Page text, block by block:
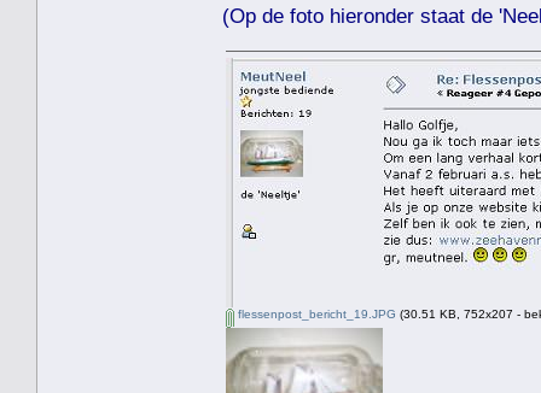
(Op de foto hieronder staat de
flessenpost_bericht_19.JPG (30.51 KB, 752x207 -